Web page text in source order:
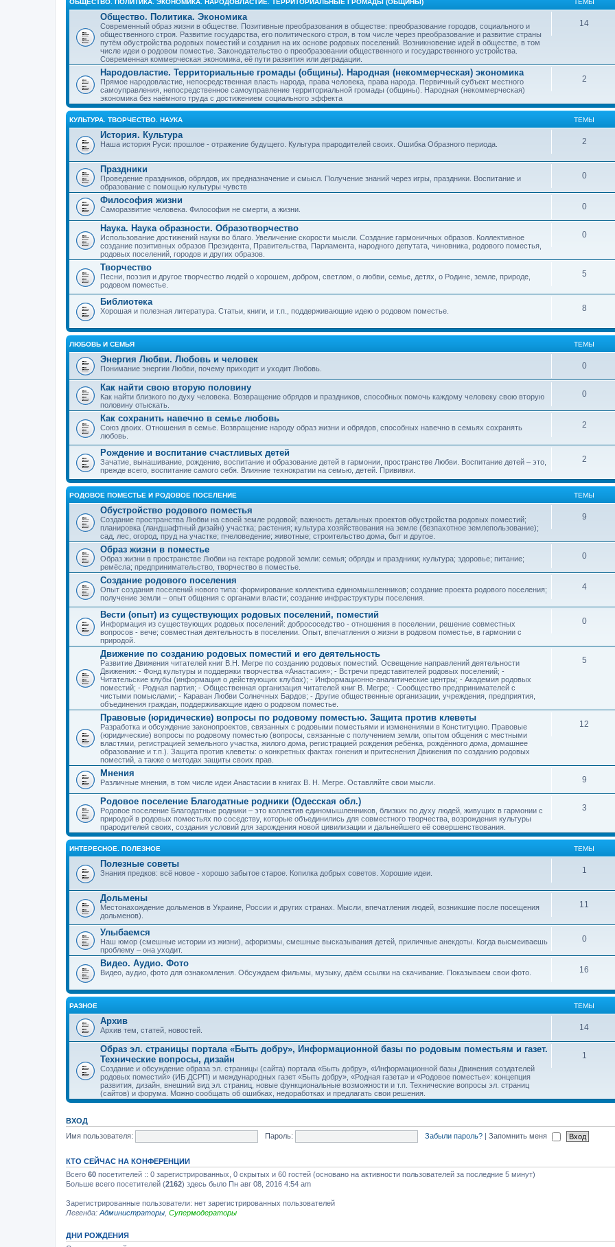
Общество. Политика. Экономика
Современный образ жизни в обществе. Позитивные преобразования в обществе: преобразование городов, социального и
общественного строя. Развитие государства, его политического строя, в том числе через преобразование и развитие страны
путём обустройства родовых поместий и создания на их основе родовых поселений. Возникновение идей в обществе, в том
числе идеи о родовом поместье. Законодательство о преобразовании общественного и государственного устройства.
Современная коммерческая экономика, её пути развития или деградации.
14
Народовластие. Территориальные громады (общины). Народная (некоммерческая) экономика
Прямое народовластие, непосредственная власть народа, права человека, права народа. Первичный субъект местного
самоуправления, непосредственное самоуправление территориальной громады (общины). Народная (некоммерческая)
экономика без наёмного труда с достижением социального эффекта
2
КУЛЬТУРА. ТВОРЧЕСТВО. НАУКА ТЕМЫ
История. Культура
Наша история Руси: прошлое - отражение будущего. Культура прародителей своих. Ошибка Образного периода. 2
Праздники
Проведение праздников, обрядов, их предназначение и смысл. Получение знаний через игры, праздники. Воспитание и
образование с помощью культуры чувств
0
Философия жизни
Саморазвитие человека. Философия не смерти, а жизни. 0
Наука. Наука образности. Образотворчество
Использование достижений науки во благо. Увеличение скорости мысли. Создание гармоничных образов. Коллективное
создание позитивных образов Президента, Правительства, Парламента, народного депутата, чиновника, родового поместья,
родовых поселений, городов и других образов.
0
Творчество
Песни, поэзия и другое творчество людей о хорошем, добром, светлом, о любви, семье, детях, о Родине, земле, природе,
родовом поместье.
5
Библиотека
Хорошая и полезная литература. Статьи, книги, и т.п., поддерживающие идею о родовом поместье. 8
ЛЮБОВЬ И СЕМЬЯ ТЕМЫ
Энергия Любви. Любовь и человек
Понимание энергии Любви, почему приходит и уходит Любовь. 0
Как найти свою вторую половину
Как найти близкого по духу человека. Возвращение обрядов и праздников, способных помочь каждому человеку свою вторую
половину отыскать.
0
Как сохранить навечно в семье любовь
Союз двоих. Отношения в семье. Возвращение народу образ жизни и обрядов, способных навечно в семьях сохранять
любовь.
2
Рождение и воспитание счастливых детей
Зачатие, вынашивание, рождение, воспитание и образование детей в гармонии, пространстве Любви. Воспитание детей – это,
прежде всего, воспитание самого себя. Влияние технократии на семью, детей. Прививки.
2
РОДОВОЕ ПОМЕСТЬЕ И РОДОВОЕ ПОСЕЛЕНИЕ ТЕМЫ
Обустройство родового поместья
Создание пространства Любви на своей земле родовой; важность детальных проектов обустройства родовых поместий;
планировка (ландшафтный дизайн) участка; растения; культура хозяйствования на земле (безпахотное землепользование);
сад, лес, огород, пруд на участке; пчеловедение; животные; строительство дома, быт и другое.
9
Образ жизни в поместье
Образ жизни в пространстве Любви на гектаре родовой земли: семья; обряды и праздники; культура; здоровье; питание;
ремёсла; предпринимательство, творчество в поместье.
0
Создание родового поселения
Опыт создания поселений нового типа: формирование коллектива единомышленников; создание проекта родового поселения;
получение земли – опыт общения с органами власти; создание инфраструктуры поселения.
4
Вести (опыт) из существующих родовых поселений, поместий
Информация из существующих родовых поселений: добрососедство - отношения в поселении, решение совместных
вопросов - вече; совместная деятельность в поселении. Опыт, впечатления о жизни в родовом поместье, в гармонии с
природой.
0
Движение по созданию родовых поместий и его деятельность
Развитие Движения читателей книг В.Н. Мегре по созданию родовых поместий. Освещение направлений деятельности
Движения: - Фонд культуры и поддержки творчества «Анастасия»; - Встречи представителей родовых поселений; -
Читательские клубы (информация о действующих клубах); - Информационно-аналитические центры; - Академия родовых
поместий; - Родная партия; - Общественная организация читателей книг В. Мегре; - Сообщество предпринимателей с
чистыми помыслами; - Караван Любви Солнечных Бардов; - Другие общественные организации, учреждения, предприятия,
объединения граждан, поддерживающие идею о родовом поместье.
5
Правовые (юридические) вопросы по родовому поместью. Защита против клеветы
Разработка и обсуждение законопроектов, связанных с родовыми поместьями и изменениями в Конституцию. Правовые
(юридические) вопросы по родовому поместью (вопросы, связанные с получением земли, опытом общения с местными
властями, регистрацией земельного участка, жилого дома, регистрацией рождения ребёнка, рождённого дома, домашнее
образование и т.п.). Защита против клеветы: о конкретных фактах гонения и притеснения Движения по созданию родовых
поместий, а также о методах защиты своих прав.
12
Мнения
Различные мнения, в том числе идеи Анастасии в книгах В. Н. Мегре. Оставляйте свои мысли. 9
Родовое поселение Благодатные родники (Одесская обл.)
Родовое поселение Благодатные родники – это коллектив единомышленников, близких по духу людей, живущих в гармонии с
природой в родовых поместьях по соседству, которые объединились для совместного творчества, возрождения культуры
прародителей своих, создания условий для зарождения новой цивилизации и дальнейшего её совершенствования.
3
ИНТЕРЕСНОЕ. ПОЛЕЗНОЕ ТЕМЫ
Полезные советы
Знания предков: всё новое - хорошо забытое старое. Копилка добрых советов. Хорошие идеи. 1
Дольмены
Местонахождение дольменов в Украине, России и других странах. Мысли, впечатления людей, возникшие после посещения
дольменов).
11
Улыбаемся
Наш юмор (смешные истории из жизни), афоризмы, смешные высказывания детей, приличные анекдоты. Когда высмеиваешь
проблему – она уходит.
0
Видео. Аудио. Фото
Видео, аудио, фото для ознакомления. Обсуждаем фильмы, музыку, даём ссылки на скачивание. Показываем свои фото. 16
РАЗНОЕ ТЕМЫ
Архив
Архив тем, статей, новостей. 14
Образ эл. страницы портала «Быть добру», Информационной базы по родовым поместьям и газет.
Технические вопросы, дизайн
Создание и обсуждение образа эл. страницы (сайта) портала «Быть добру», «Информационной базы Движения создателей
родовых поместий» (ИБ ДСРП) и международных газет «Быть добру», «Родная газета» и «Родовое поместье»: концепция
развития, дизайн, внешний вид эл. страниц, новые функциональные возможности и т.п. Технические вопросы эл. страниц
(сайтов) и форума. Можно сообщать об ошибках, недоработках и предлагать свои решения.
1
ВХОД
Имя пользователя:
Пароль: Забыли пароль? | Запомнить меня
КТО СЕЙЧАС НА КОНФЕРЕНЦИИ
Всего 60 посетителей :: 0 зарегистрированных, 0 скрытых и 60 гостей (основано на активности пользователей за последние 5 минут)
Больше всего посетителей (2162) здесь было Пн авг 08, 2016 4:54 am
Зарегистрированные пользователи: нет зарегистрированных пользователей
Легенда: Администраторы Супермодераторы
ДНИ РОЖДЕНИЯ